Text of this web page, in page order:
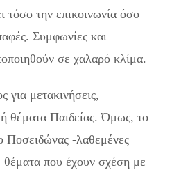
τόσο την επικοινωνία όσο
Συμφωνίες και
σε χαλαρό κλίμα.
για μετακινήσεις,
ή θέματα Παιδείας. Όμως, το
Ποσειδώνας -λαθεμένες
θέματα που έχουν σχέση με